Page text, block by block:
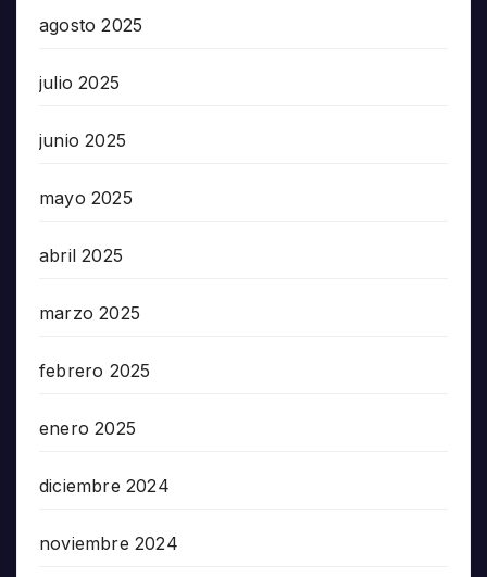
agosto 2025
julio 2025
junio 2025
mayo 2025
abril 2025
marzo 2025
febrero 2025
enero 2025
diciembre 2024
noviembre 2024